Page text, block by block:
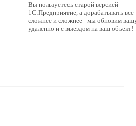
Вы пользуетесь старой версией
1С:Предприятие, а дорабатывать все
сложнее и сложнее - мы обновим
удаленно и с выездом на ваш объект!